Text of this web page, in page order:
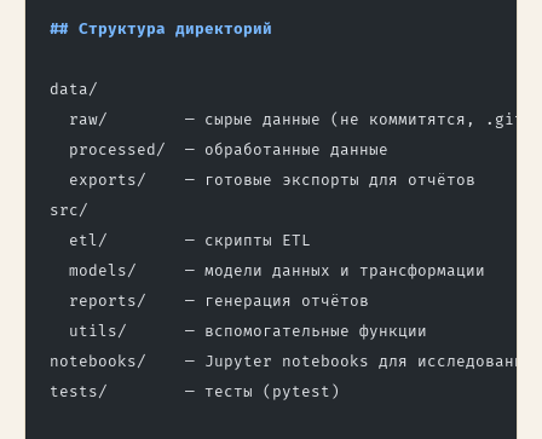
## Структура директорий
data/
raw/        — сырые данные (не коммитятся,
  processed/  — обработанные данные
  exports/    — готовые экспорты для отчётов
src/
  etl/        — скрипты ETL
  models/     — модели данных и трансформации
  reports/    — генерация отчётов
  utils/      — вспомогательные функции
notebooks/    — Jupyter notebooks для исследований
tests/        — тесты (pytest)